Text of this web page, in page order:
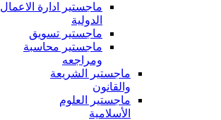
ماجستير ادارة الاعمال
الدولية
ماجستير تسويق
ماجستير محاسبة
ومراجعه
ماجستير الشريعة
والقانون
ماجستير العلوم
الأسلامية